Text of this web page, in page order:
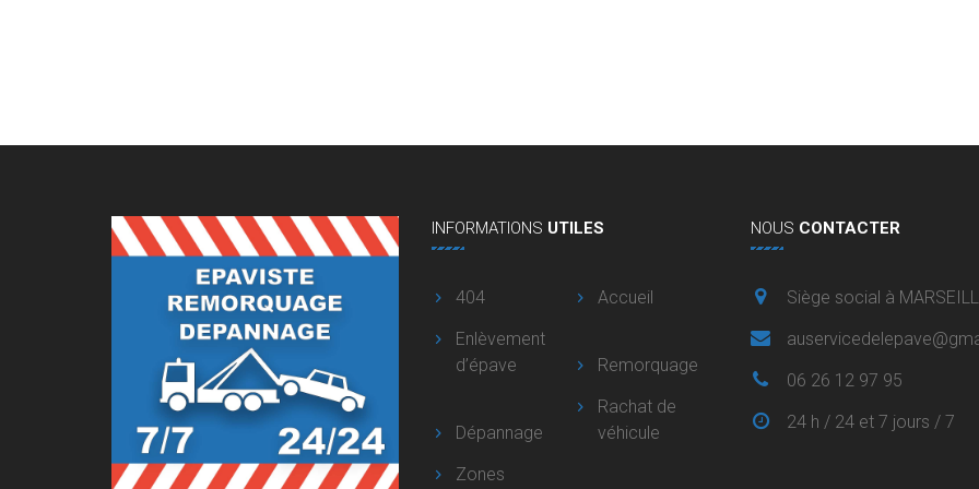
INFORMATIONS UTILES
404
Accueil
Enlèvement
d’épave
Remorquage
Dépannage
Rachat de
véhicule
Zones
NOUS CONTACTER
Siège social à
06 26 12 97 95
24 h / 24 et 7 jours / 7